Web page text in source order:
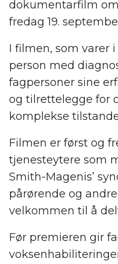
dokumentarfilm
fredag 19.
I filmen, som varer
person med
fagpersoner sine
og tilrettelegge for
komplekse
Filmen er først og
tjenesteytere som
Smith-Magenis’
pårørende og
velkommen til å
Før premieren gir